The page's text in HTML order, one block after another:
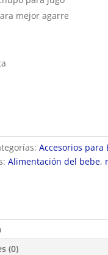
mejor agarre
Accesorios para
Alimentación del bebe,
(0)